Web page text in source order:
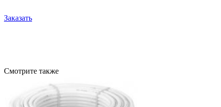
Заказать
Смотрите также